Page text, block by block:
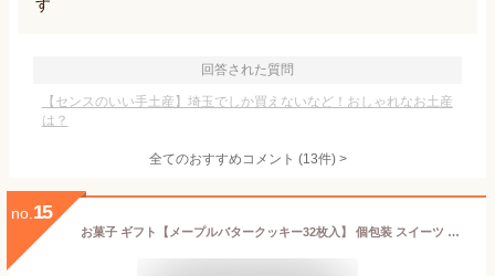
す
回答された質問
【センスのいい手土産】埼玉でしか買えないなど！おしゃれなお土産
は？
全てのおすすめコメント (13件) >
no. 15
お菓子 ギフト【メープルバタークッキー32枚入】 個包装 スイーツ ギフト クッキー プレゼント 焼き菓子 洋菓子 内祝い お祝い 出産祝い 結婚内祝い お礼 可愛い おしゃれ 退職 ザ・メープルマニア 夏ギフト 暑中見舞い